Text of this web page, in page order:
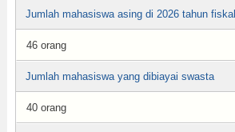
Jumlah mahasiswa asing di 2026 tahun fiskal
46 orang
Jumlah mahasiswa yang dibiayai swasta
40 orang